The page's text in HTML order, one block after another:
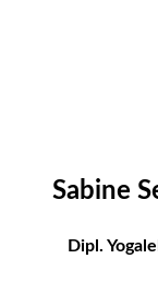
Sabine
Dipl.